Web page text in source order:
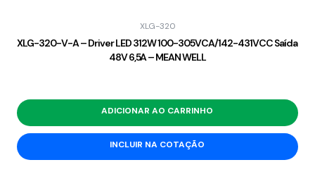
XLG-320
XLG-320-V-A – Driver LED 312W 100-305VCA/142-431VCC Saída
48V 6,5A – MEAN WELL
ADICIONAR AO CARRINHO
INCLUIR NA COTAÇÃO